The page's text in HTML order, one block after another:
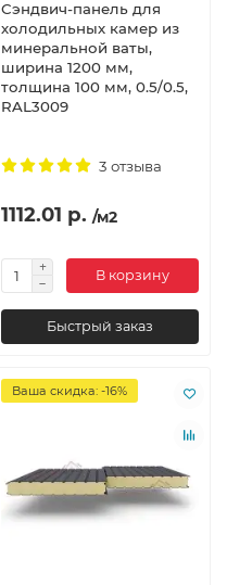
Сэндвич-панель для
холодильных камер из
минеральной ваты,
ширина 1200 мм,
толщина 100 мм, 0.5/0.5,
RAL3009
3 отзыва
1112.01 р. /м2
В корзину
Быстрый заказ
Ваша скидка: -16%